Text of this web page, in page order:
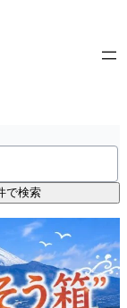
で検索